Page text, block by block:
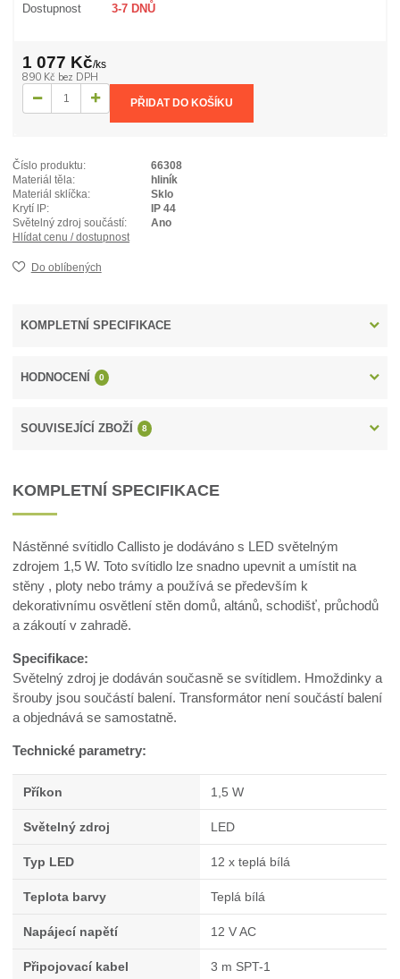
Dostupnost 3-7 DNŮ
1 077 Kč/ks
890 Kč bez DPH
PŘIDAT DO KOŠÍKU
Číslo produktu:
66308
Materiál těla:
hliník
Materiál sklíčka:
Sklo
Krytí IP:
IP 44
Světelný zdroj součástí:
Ano
Hlídat cenu / dostupnost
Do oblíbených
KOMPLETNÍ SPECIFIKACE
HODNOCENÍ 0
SOUVISEJÍCÍ ZBOŽÍ 8
KOMPLETNÍ SPECIFIKACE
Nástěnné svítidlo Callisto je dodáváno s LED světelným
zdrojem 1,5 W. Toto svítidlo lze snadno upevnit a umístit na
stěny , ploty nebo trámy a používá se především k
dekorativnímu osvětlení stěn domů, altánů, schodišť, průchodů
a zákoutí v zahradě.
Specifikace:
Světelný zdroj je dodáván současně se svítidlem. Hmoždinky a
šrouby jsou součástí balení. Transformátor není součástí balení
a objednává se samostatně.
Technické parametry:
Příkon 1,5 W
Světelný zdroj LED
Typ LED 12 x teplá bílá
Teplota barvy Teplá bílá
Napájecí napětí 12 V AC
Připojovací kabel 3 m SPT-1